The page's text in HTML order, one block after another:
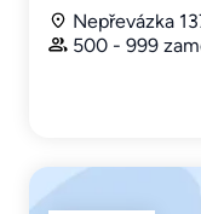
Nepřevázka
500 - 999